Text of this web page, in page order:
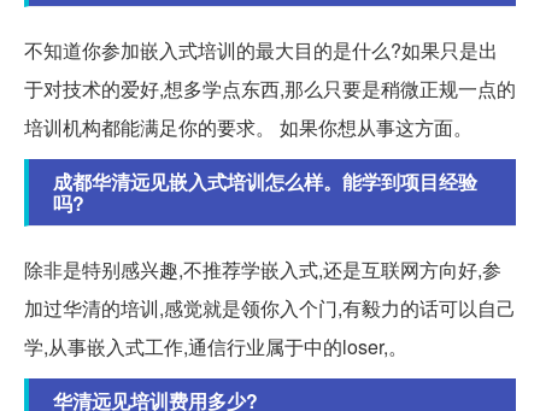
不知道你参加嵌入式培训的最大目的是什么?如果只是出
于对技术的爱好,想多学点东西,那么只要是稍微正规一点的
培训机构都能满足你的要求。 如果你想从事这方面。
成都华清远见嵌入式培训怎么样。能学到项目经验
吗?
除非是特别感兴趣,不推荐学嵌入式,还是互联网方向好,参
加过华清的培训,感觉就是领你入个门,有毅力的话可以自己
学,从事嵌入式工作,通信行业属于中的loser,。
华清远见培训费用多少?